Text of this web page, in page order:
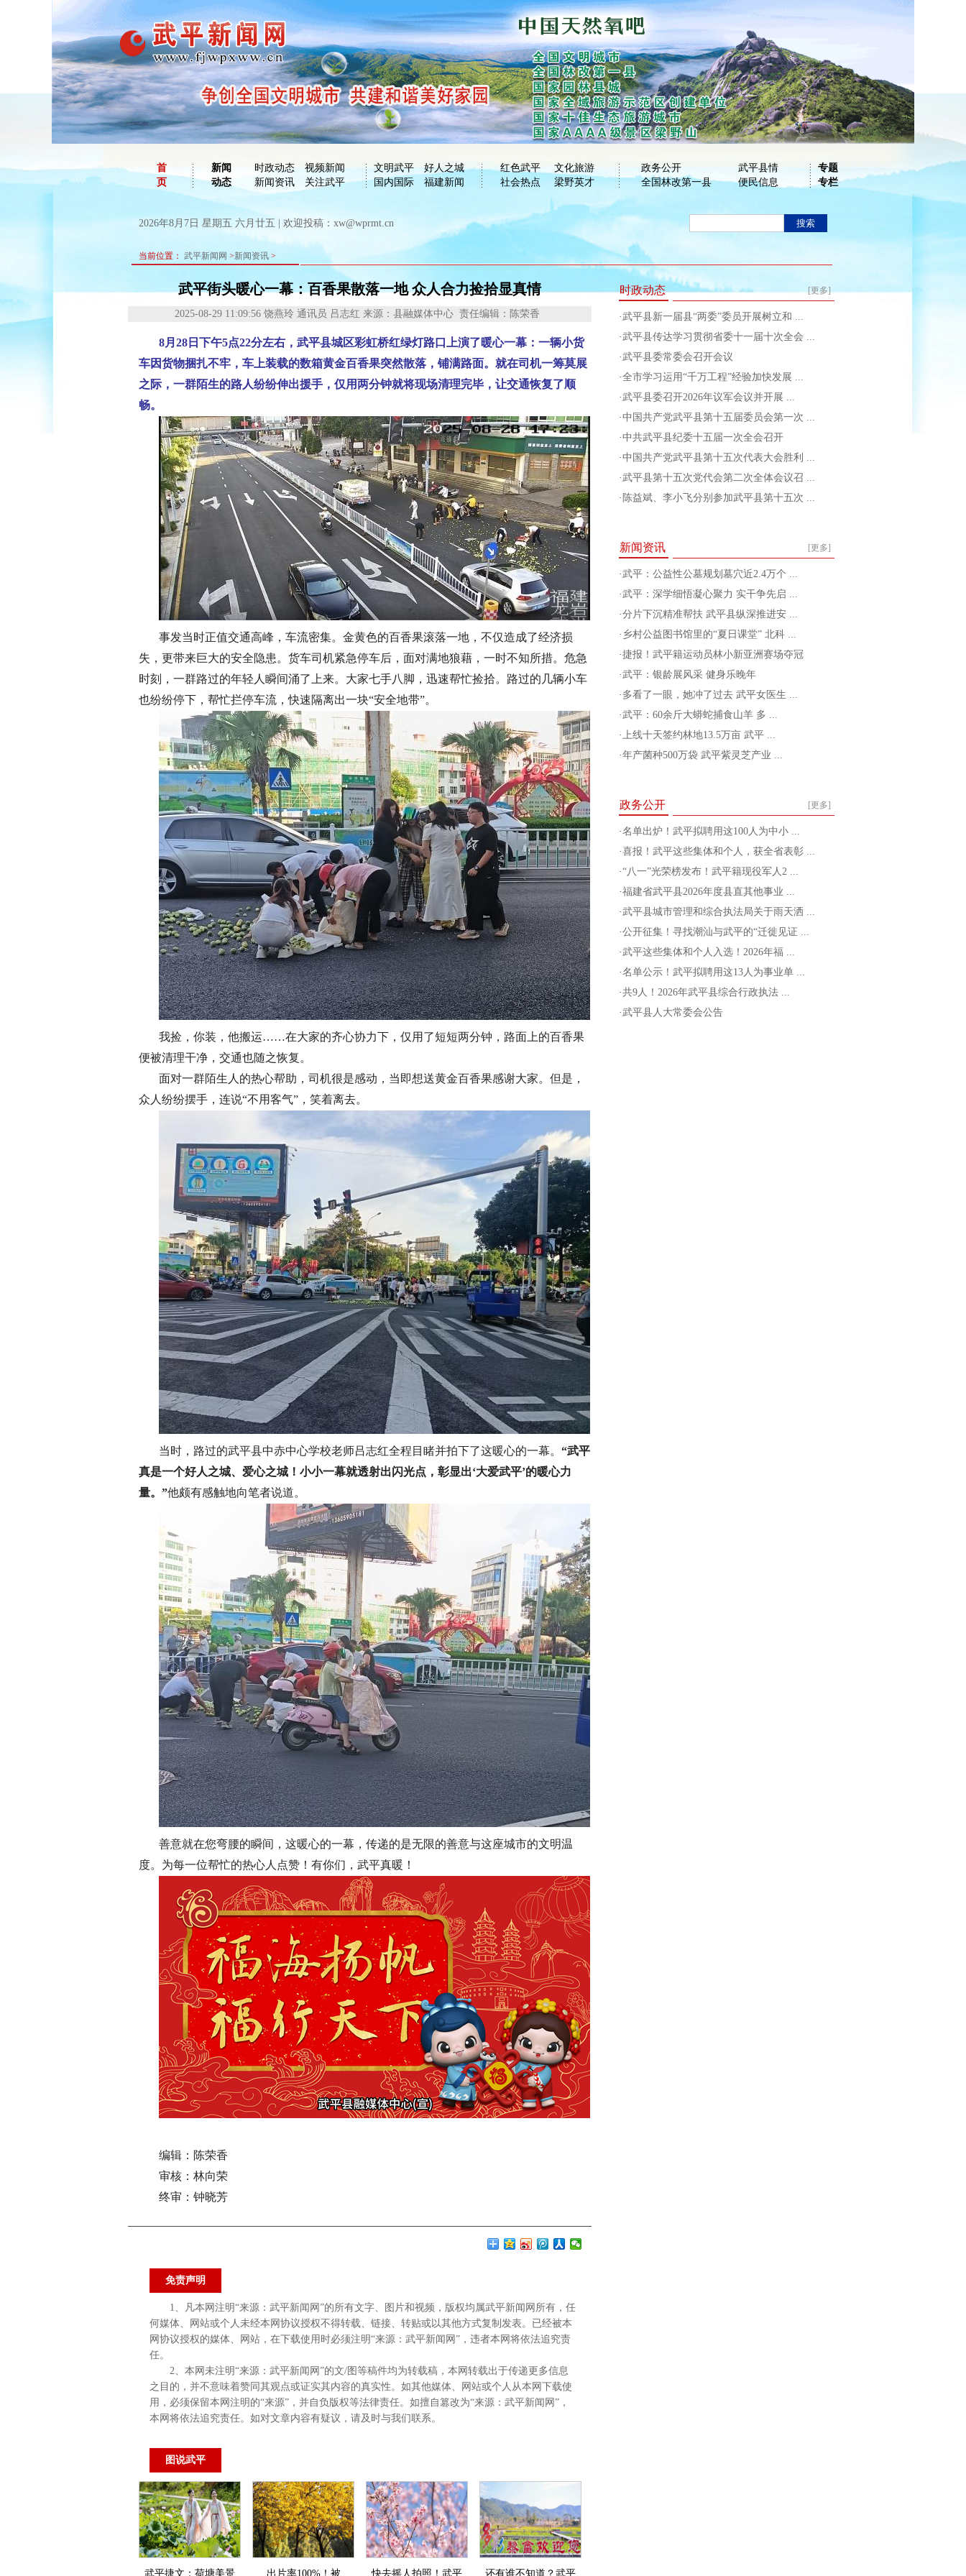
首
页
新闻 时政动态
视频新闻
动态
新闻资讯 关注武平
文明武平
好人之城
国内国际
福建新闻
红色武平
文化旅游
社会热点
梁野英才
政务公开
全国林改第一县
武平县情
便民信息
专题
专栏
2026年8月7日 星期五 六月廿五 | 欢迎投稿：xw@wprmt.cn
当前位置： 武平新闻网 >新闻资讯 >
武平街头暖心一幕：百香果散落一地 众人合力捡拾显真情
2025-08-29 11:09:56 饶燕玲 通讯员 吕志红 来源：县融媒体中心 责任编辑：陈荣香
8月28日下午5点22分左右，武平县城区彩虹桥红绿灯路口上演了暖心一幕：一辆小货
车因货物捆扎不牢，车上装载的数箱黄金百香果突然散落，铺满路面。就在司机一筹莫展
之际，一群陌生的路人纷纷伸出援手，仅用两分钟就将现场清理完毕，让交通恢复了顺
畅。
事发当时正值交通高峰，车流密集。金黄色的百香果滚落一地，不仅造成了经济损
失，更带来巨大的安全隐患。货车司机紧急停车后，面对满地狼藉，一时不知所措。危急
时刻，一群路过的年轻人瞬间涌了上来。大家七手八脚，迅速帮忙捡拾。路过的几辆小车
也纷纷停下，帮忙拦停车流，快速隔离出一块“安全地带”。
我捡，你装，他搬运……在大家的齐心协力下，仅用了短短两分钟，路面上的百香果
便被清理干净，交通也随之恢复。
面对一群陌生人的热心帮助，司机很是感动，当即想送黄金百香果感谢大家。但是，
众人纷纷摆手，连说“不用客气”，笑着离去。
当时，路过的武平县中赤中心学校老师吕志红全程目睹并拍下了这暖心的一幕。 “武平
真是一个好人之城、爱心之城！小小一幕就透射出闪光点，彰显出‘大爱武平’的暖心力
量。”他颇有感触地向笔者说道。
善意就在您弯腰的瞬间，这暖心的一幕，传递的是无限的善意与这座城市的文明温
度。为每一位帮忙的热心人点赞！有你们，武平真暖！
编辑：陈荣香
审核：林向荣
终审：钟晓芳
免责声明
1、凡本网注明“来源：武平新闻网”的所有文字、图片和视频，版权均属武平新闻网所有，任
何媒体、网站或个人未经本网协议授权不得转载、链接、转贴或以其他方式复制发表。已经被本
网协议授权的媒体、网站，在下载使用时必须注明“来源：武平新闻网”，违者本网将依法追究责
任。
2、本网未注明“来源：武平新闻网”的文/图等稿件均为转载稿，本网转载出于传递更多信息
之目的，并不意味着赞同其观点或证实其内容的真实性。如其他媒体、网站或个人从本网下载使
用，必须保留本网注明的“来源”，并自负版权等法律责任。如擅自篡改为“来源：武平新闻网”，
本网将依法追究责任。如对文章内容有疑议，请及时与我们联系。
图说武平
武平捷文：荷塘美景 出片率100%！被 快去摇人拍照！武平 还有谁不知道？武平
[更多]
时政动态
·武平县新一届县“两委”委员开展树立和 ...
·武平县传达学习贯彻省委十一届十次全会 ...
·武平县委常委会召开会议
·全市学习运用“千万工程”经验加快发展 ...
·武平县委召开2026年议军会议并开展 ...
·中国共产党武平县第十五届委员会第一次 ...
·中共武平县纪委十五届一次全会召开
·中国共产党武平县第十五次代表大会胜利 ...
·武平县第十五次党代会第二次全体会议召 ...
· 陈益斌、李小飞分别参加武平县第十五次 ...
[更多]
新闻资讯
·武平：公益性公墓规划墓穴近2.4万个 ...
·武平：深学细悟凝心聚力 实干争先启 ...
·分片下沉精准帮扶 武平县纵深推进安 ...
· 乡村公益图书馆里的“夏日课堂” 北科 ...
·捷报！武平籍运动员林小新亚洲赛场夺冠
·武平：银龄展风采 健身乐晚年
· 多看了一眼，她冲了过去 武平女医生 ...
·武平：60余斤大蟒蛇捕食山羊 多 ...
·上线十天签约林地13.5万亩 武平 ...
·年产菌种500万袋 武平紫灵芝产业 ...
[更多]
政务公开
·名单出炉！武平拟聘用这100人为中小 ...
·喜报！武平这些集体和个人，获全省表彰 ...
·“八一”光荣榜发布！武平籍现役军人2 ...
·福建省武平县2026年度县直其他事业 ...
·武平县城市管理和综合执法局关于雨天洒 ...
·公开征集！寻找潮汕与武平的“迁徙见证 ...
·武平这些集体和个人入选！2026年福 ...
·名单公示！武平拟聘用这13人为事业单 ...
·共9人！2026年武平县综合行政执法 ...
·武平县人大常委会公告